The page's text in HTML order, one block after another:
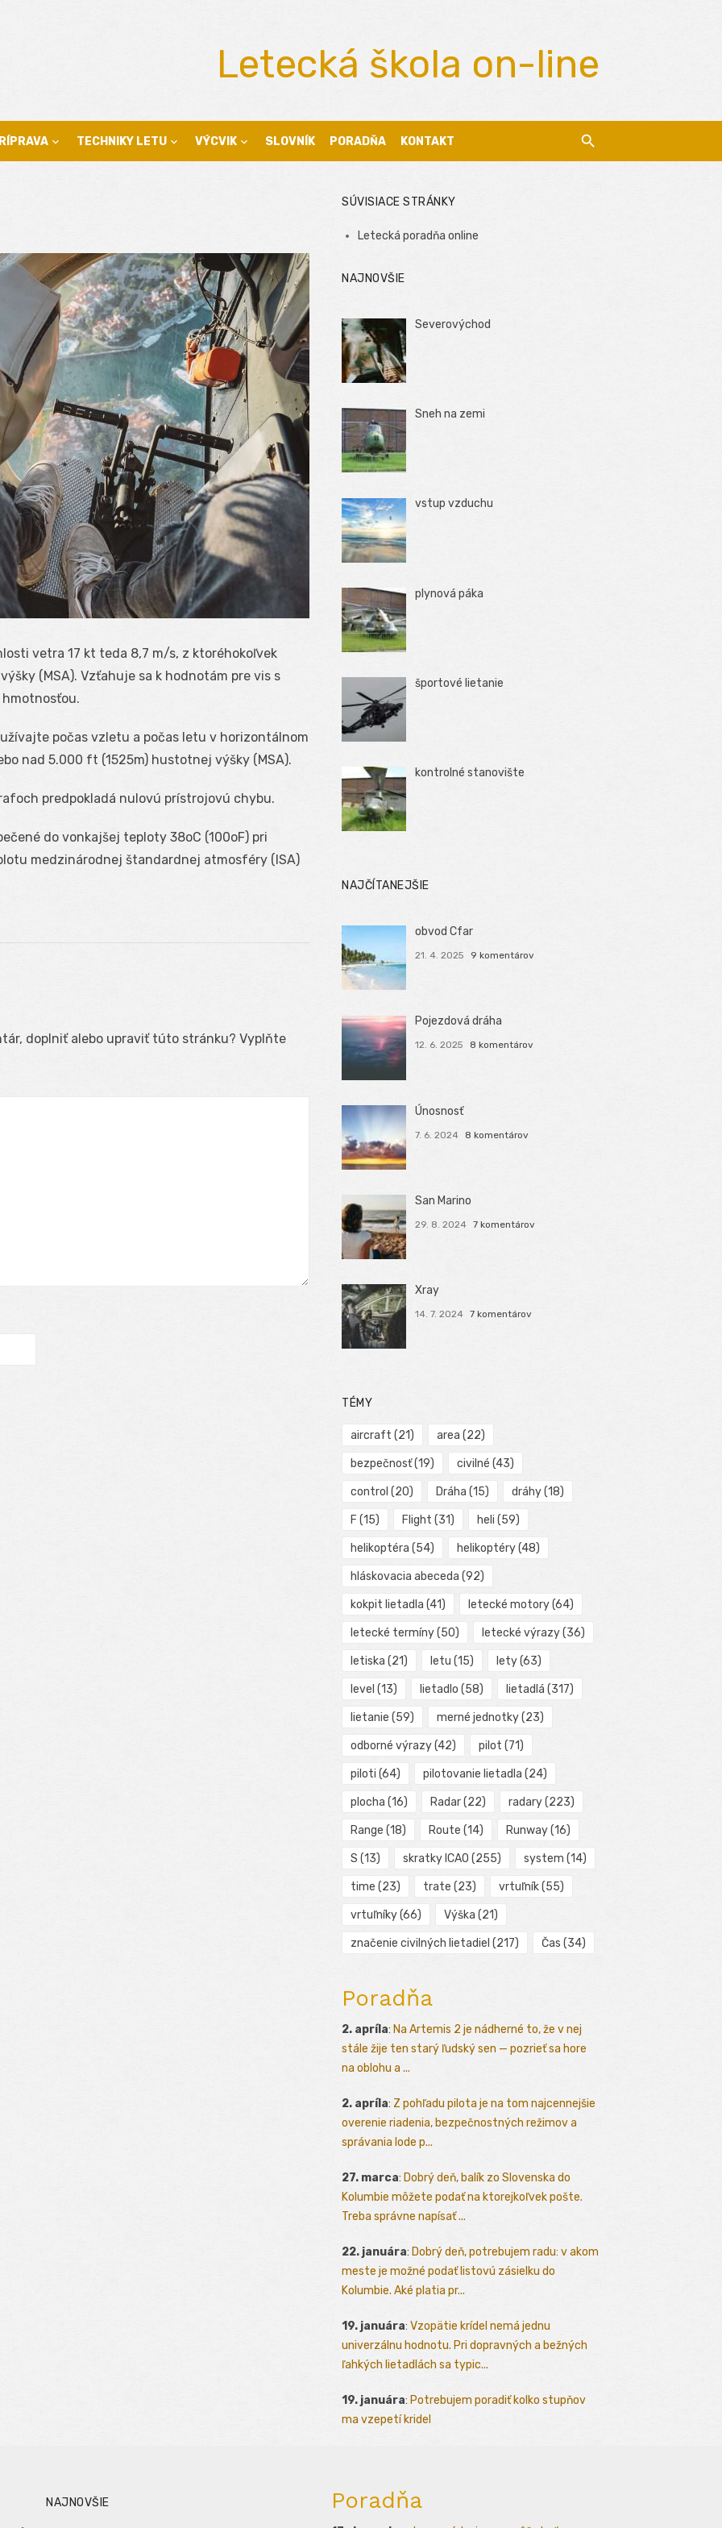
Letecká škola on-line
TECHNIKY LETU VÝCVIK SLOVNÍK PORADŇA KONTAKT
vetra 17 kt teda 8,7 m/s, z ktoréhokoľvek
(MSA). Vzťahuje sa k hodnotám pre vis s
počas vzletu a počas letu v horizontálnom
nad 5.000 ft (1525m) hustotnej výšky (MSA).
predpokladá nulovú prístrojovú chybu.
do vonkajšej teploty 38oC (100oF) pri
medzinárodnej štandardnej atmosféry (ISA)
doplniť alebo upraviť túto stránku? Vyplňte
SÚVISIACE STRÁNKY
Letecká poradňa online
NAJNOVŠIE
Severovýchod
Sneh na zemi
vstup vzduchu
plynová páka
športové lietanie
kontrolné stanovište
NAJČÍTANEJŠIE
obvod Cfar
21. 4. 2025 9 komentárov
Pojezdová dráha
12. 6. 2025 8 komentárov
Únosnosť
7. 6. 2024 8 komentárov
San Marino
29. 8. 2024 7 komentárov
Xray
14. 7. 2024 7 komentárov
TÉMY
aircraft (21) area (22)
bezpečnosť(19) civilné (43)
control (20) Dráha (15) dráhy(18)
F (15) Flight (31) heli (59)
helikoptéra (54) helikoptéry(48)
hláskovacia abeceda (92)
kokpit lietadla (41) letecké motory(64)
letecké termíny(50) letecké výrazy(36)
letiska (21) letu (15) lety(63)
level (13) lietadlo (58) lietadlá (317)
lietanie (59) merné jednotky(23)
odborné výrazy(42) pilot (71)
piloti (64) pilotovanie lietadla (24)
plocha (16) Radar(22) radary(223)
Range (18) Route (14) Runway(16)
S (13) skratky ICAO (255) system (14)
time (23) trate (23) vrtuľník(55)
vrtuľníky(66) Výška (21)
značenie civilných lietadiel (217) Čas (34)
Poradňa
2. apríla: Na Artemis 2 je nádherné to, že v nej
stále žije ten starý ľudský sen — pozrieť sa hore
na oblohu a ...
2. apríla: Z pohľadu pilota je na tom najcennejšie
overenie riadenia, bezpečnostných režimov a
správania lode p...
27. marca: Dobrý deň, balík zo Slovenska do
Kolumbie môžete podať na ktorejkoľvek pošte.
Treba správne napísať ...
22. januára: Dobrý deň, potrebujem radu: v akom
meste je možné podať listovú zásielku do
Kolumbie. Aké platia pr...
19. januára: Vzopätie krídel nemá jednu
univerzálnu hodnotu. Pri dopravných a bežných
ľahkých lietadlách sa typic...
19. januára: Potrebujem poradiť kolko stupňov
ma vzepetí kridel
NAJNOVŠIE Poradňa